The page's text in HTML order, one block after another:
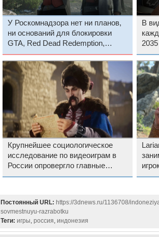
У Роскомнадзора нет ни планов,
ни оснований для блокировки
GTA, Red Dead Redemption,
Battlefield, Fortnite и других
популярных в России игр
В
Крупнейшее социологическое
исследование по видео­играм в
России опровергло главные
мифы о российских геймерах
Постоянный URL: https://3dnews.ru/1136708/
sovmestnuyu-razrabotku
Теги: игры россия индонезия